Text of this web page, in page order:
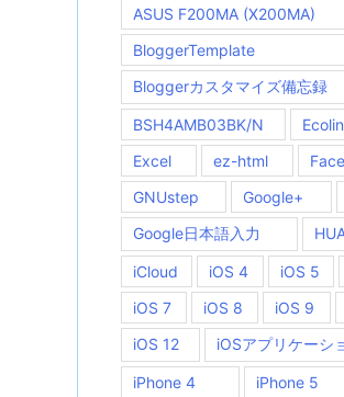
ASUS F200MA (X200MA)
BloggerTemplate
Bloggerカスタマイズ備忘録
BSH4AMB03BK/N
Excel
ez-html
GNUstep
Google+
Google日本語入力
iCloud iOS 4 iOS 5
iOS 7
iOS 8 iOS 9
iOS 12
iOSアプリケーシ
iPhone 4 iPhone 5